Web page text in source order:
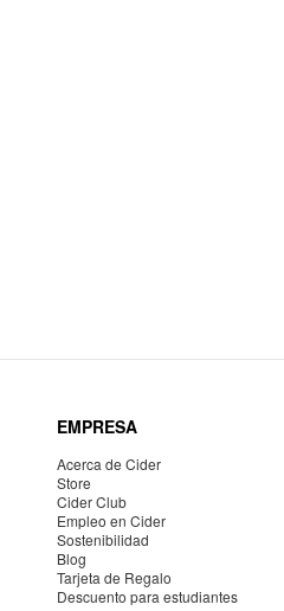
EMPRESA
Acerca de Cider
Store
Cider Club
Empleo en Cider
Sostenibilidad
Blog
Tarjeta de Regalo
Descuento para estudiantes